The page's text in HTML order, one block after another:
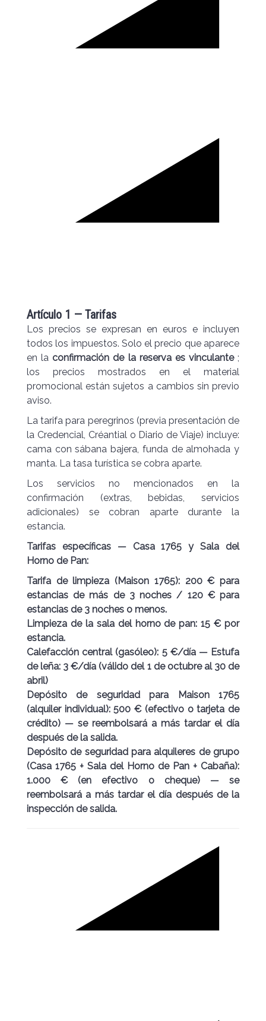
Artículo 1 — Tarifas
Los precios se expresan en euros e incluyen
todos los impuestos. Solo el precio que aparece
en la confirmación de la reserva es vinculante;
los precios mostrados en el material
promocional están sujetos a cambios sin previo
aviso.
La tarifa para peregrinos (previa presentación de
la Credencial, Créantial o Diario de Viaje) incluye:
cama con sábana bajera, funda de almohada y
manta. La tasa turística se cobra aparte.
Los servicios no mencionados en la
confirmación (extras, bebidas, servicios
adicionales) se cobran aparte durante la
estancia.
Tarifas específicas — Casa 1765 y Sala del
Horno de Pan:
Tarifa de limpieza (Maison 1765): 200 € para
estancias de más de 3 noches / 120 € para
estancias de 3 noches o menos.
Limpieza de la sala del horno de pan: 15 € por
estancia.
Calefacción central (gasóleo): 5 €/día — Estufa
de leña: 3 €/día (válido del 1 de octubre al 30 de
abril)
Depósito de seguridad para Maison 1765
(alquiler individual): 500 € (efectivo o tarjeta de
crédito) — se reembolsará a más tardar el día
después de la salida.
Depósito de seguridad para alquileres de grupo
(Casa 1765 + Sala del Horno de Pan + Cabaña):
1.000 € (en efectivo o cheque) — se
reembolsará a más tardar el día después de la
inspección de salida.